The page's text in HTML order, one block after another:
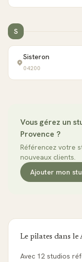
S
Sisteron
04200
Vous gérez un
Provence ?
Référencez votre
nouveaux clients.
Ajouter mon
Le pilates dans le
Avec 12 studios